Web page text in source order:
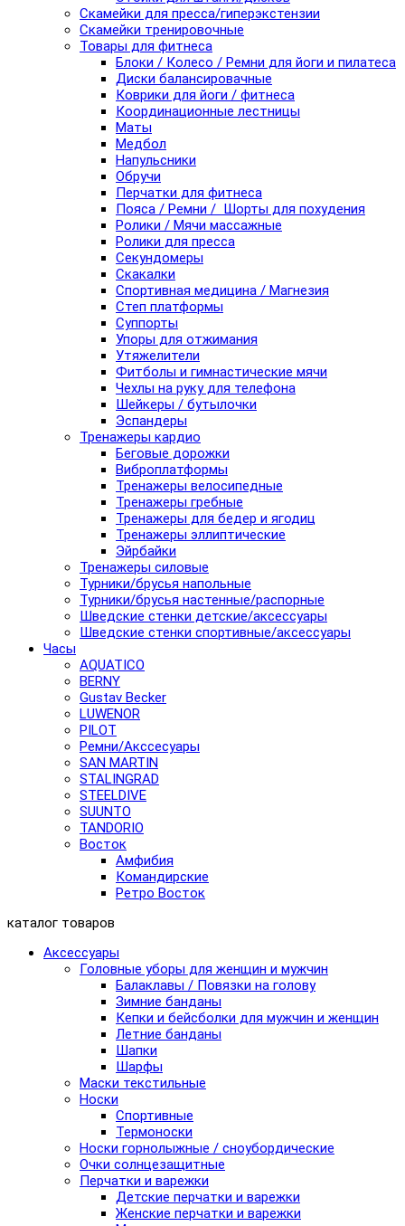
Скамейки для пресса/гиперэкстензии
Скамейки тренировочные
Товары для фитнеса
Блоки / Колесо / Ремни для йоги и пилатеса
Диски балансировачные
Коврики для йоги / фитнеса
Координационные лестницы
Маты
Медбол
Напульсники
Обручи
Перчатки для фитнеса
Пояса / Ремни / Шорты для похудения
Ролики / Мячи массажные
Ролики для пресса
Секундомеры
Скакалки
Спортивная медицина / Магнезия
Степ платформы
Суппорты
Упоры для отжимания
Утяжелители
Фитболы и гимнастические мячи
Чехлы на руку для телефона
Шейкеры / бутылочки
Эспандеры
Тренажеры кардио
Беговые дорожки
Виброплатформы
Тренажеры велосипедные
Тренажеры гребные
Тренажеры для бедер и ягодиц
Тренажеры эллиптические
Эйрбайки
Тренажеры силовые
Турники/брусья напольные
Турники/брусья настенные/распорные
Шведские стенки детские/аксессуары
Шведские стенки спортивные/аксессуары
Часы
AQUATICO
BERNY
Gustav Becker
LUWENOR
PILOT
Pемни/Акссесуары
SAN MARTIN
STALINGRAD
STEELDIVE
SUUNTO
TANDORIO
Восток
Амфибия
Командирские
Ретро Восток
каталог товаров
Аксессуары
Головные уборы для женщин и мужчин
Балаклавы / Повязки на голову
Зимние банданы
Кепки и бейсболки для мужчин и женщин
Летние банданы
Шапки
Шарфы
Маски текстильные
Носки
Спортивные
Термоноски
Носки горнолыжные / сноубордические
Очки солнцезащитные
Перчатки и варежки
Детские перчатки и варежки
Женские перчатки и варежки